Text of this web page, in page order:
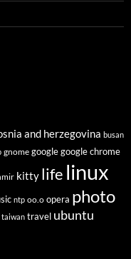
and herzegovina busan
gnome google google chrome
kitty life linux
ntp oo.o opera photo
taiwan travel ubuntu